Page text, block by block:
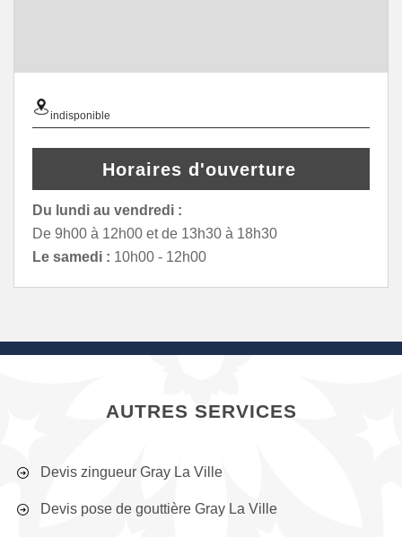
indisponible
Horaires d'ouverture
Du lundi au vendredi :
De 9h00 à 12h00 et de 13h30 à 18h30
Le samedi : 10h00 - 12h00
AUTRES SERVICES
Devis zingueur Gray La Ville
Devis pose de gouttière Gray La Ville